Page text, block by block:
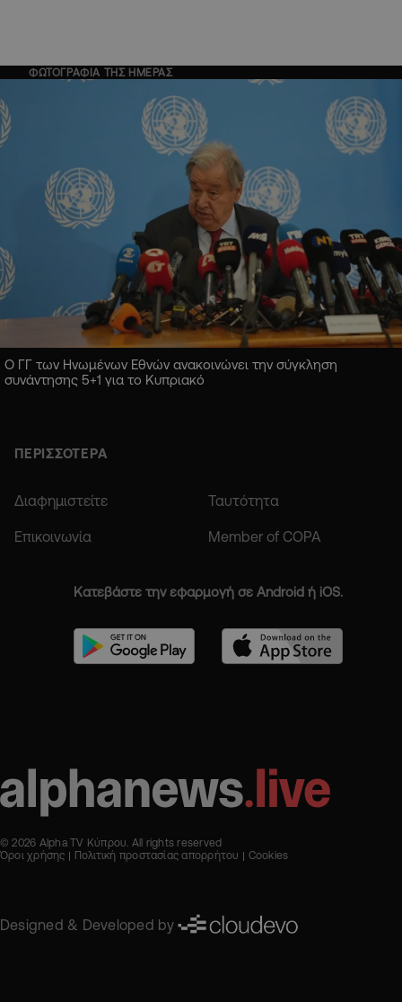
ΦΩΤΟΓΡΑΦΙΑ ΤΗΣ ΗΜΕΡΑΣ
Ο ΓΓ των Ηνωμένων Εθνών ανακοινώνει την σύγκληση
συνάντησης 5+1 για το Κυπριακό
ΠΕΡΙΣΣΟΤΕΡΑ
Διαφημιστείτε Ταυτότητα
Επικοινωνία Member of COPA
Κατεβάστε την εφαρμογή σε Android ή iOS.
© 2026 Alpha TV Κύπρου. All rights reserved
Όροι χρήσης
Πολιτική προστασίας απορρήτου Cookies
Designed & Developed by